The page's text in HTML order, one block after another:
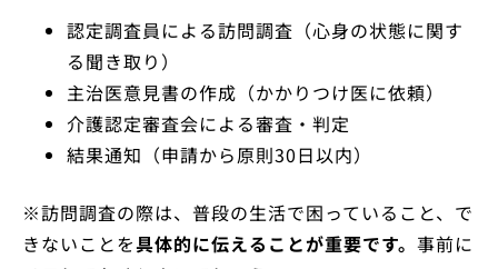
認定調査員による訪問調査（心身の状態に関す
る聞き取り）
主治医意見書の作成（かかりつけ医に依頼）
介護認定審査会による審査・判定
結果通知（申請から原則30日以内）
※訪問調査の際は、普段の生活で困っていること、で
きないことを具体的に伝えることが重要です。 事前に